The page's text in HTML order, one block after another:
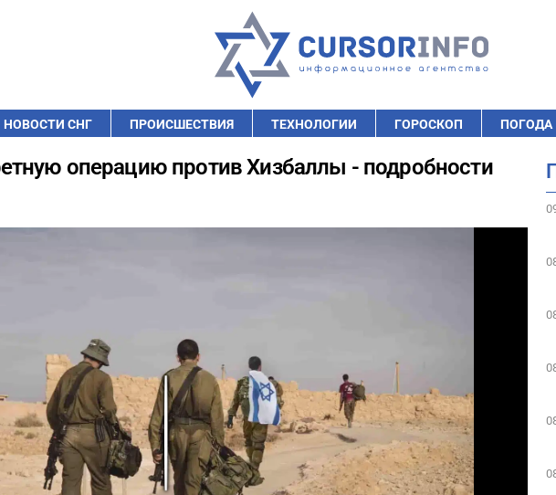
НОВОСТИ СНГ ПРОИСШЕСТВИЯ ТЕХНОЛОГИИ ГОРОСКОП ПОГОДА
операцию против Хизбаллы - подробности
Play